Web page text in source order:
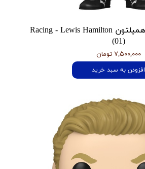
فانکو پاپ لوییس همیلتون Racing - Lewis Hamilton
(01)
۷,۵۰۰,۰۰۰ تومان
افزودن به سبد خرید